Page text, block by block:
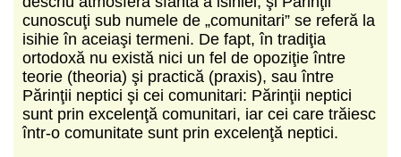
cunoscuţi sub numele de „comunitari” se referă la
isihie în aceiaşi termeni. De fapt, în tradiţia
ortodoxă nu există nici un fel de opoziţie între
teorie (theoria) şi practică (praxis), sau între
Părinţii neptici şi cei comunitari: Părinţii neptici
sunt prin excelenţă comunitari, iar cei care trăiesc
într-o comunitate sunt prin excelenţă neptici.